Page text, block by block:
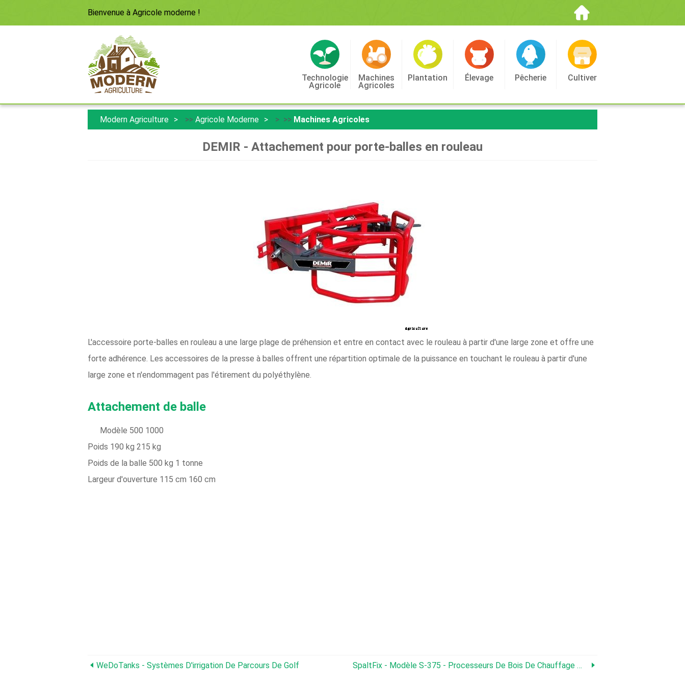
Bienvenue à Agricole moderne !
Technologie
Agricole
Machines
Agricoles
Plantation Élevage Pêcherie Cultiver
Modern Agriculture >> Agricole Moderne > >> Machines Agricoles
DEMIR - Attachement pour porte-balles en rouleau
L'accessoire porte-balles en rouleau a une large plage de préhension et entre en contact avec le rouleau à partir d'une large zone et offre une
forte adhérence. Les accessoires de la presse à balles offrent une répartition optimale de la puissance en touchant le rouleau à partir d'une
large zone et n'endommagent pas l'étirement du polyéthylène.
Attachement de balle
Modèle 500 1000
Poids 190 kg 215 kg
Poids de la balle 500 kg 1 tonne
Largeur d'ouverture 115 cm 160 cm
WeDoTanks - Systèmes D'irrigation De Parcours De Golf SpaltFix - Modèle S-375 - Processeurs De Bois De Chauffage Mobiles Avec Commandes Par Joystick